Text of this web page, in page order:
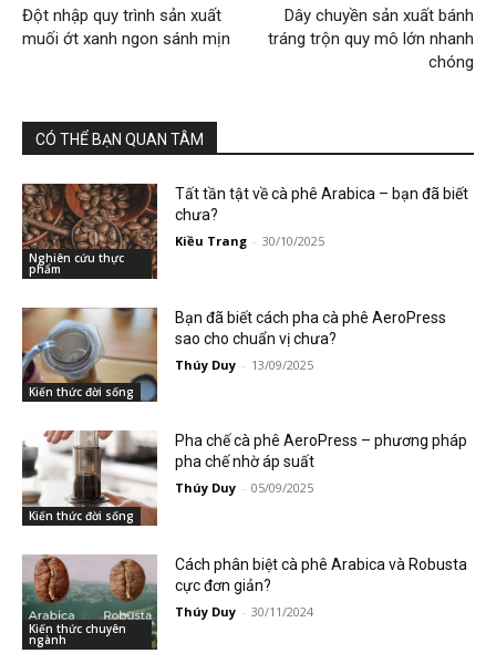
Đột nhập quy trình sản xuất
muối ớt xanh ngon sánh mịn
Dây chuyền sản xuất bánh
tráng trộn quy mô lớn nhanh
chóng
CÓ THỂ BẠN QUAN TÂM
Nghiên cứu thực
phẩm
Tất tần tật về cà phê Arabica – bạn đã biết
chưa?
Kiều Trang - 30/10/2025
Kiến thức đời sống
Bạn đã biết cách pha cà phê AeroPress
sao cho chuẩn vị chưa?
Thúy Duy - 13/09/2025
Kiến thức đời sống
Pha chế cà phê AeroPress – phương pháp
pha chế nhờ áp suất
Thúy Duy - 05/09/2025
Kiến thức chuyên
ngành
Cách phân biệt cà phê Arabica và Robusta
cực đơn giản?
Thúy Duy - 30/11/2024